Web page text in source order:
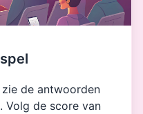
de antwoorden
Volg de score van